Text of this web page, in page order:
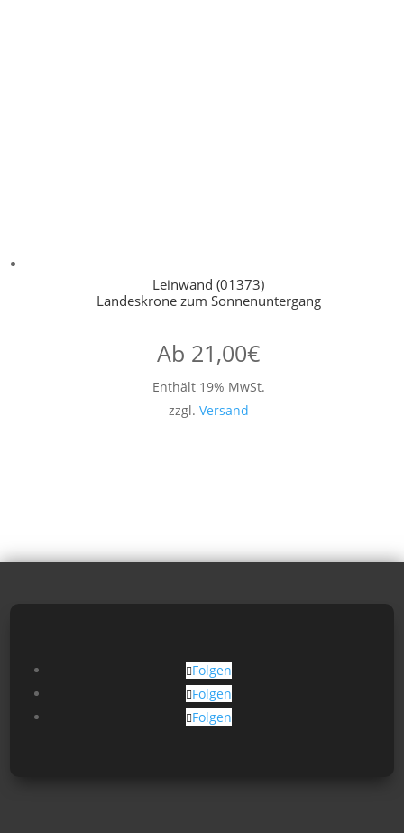
Leinwand (01373)
Landeskrone zum Sonnenuntergang
Ab 21,00€
Enthält 19% MwSt.
zzgl. Versand
Folgen
Folgen
Folgen